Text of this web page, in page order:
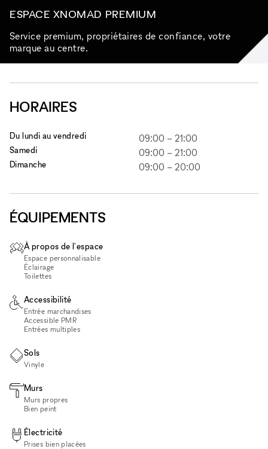
ESPACE XNOMAD PREMIUM
Service premium, propriétaires de confiance, votre
marque au centre.
HORAIRES
Du lundi au vendredi 09:00 – 21:00
Samedi 09:00 – 21:00
Dimanche 09:00 – 20:00
ÉQUIPEMENTS
À propos de l'espace
Espace personnalisable
Éclairage
Toilettes
Accessibilité
Entrée marchandises
Accessible PMR
Entrées multiples
Sols
Vinyle
Murs
Murs propres
Bien peint
Électricité
Prises bien placées